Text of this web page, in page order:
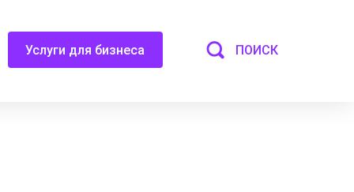
Услуги для бизнеса ПОИСК